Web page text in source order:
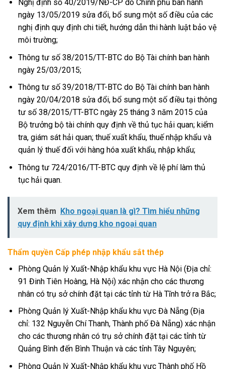
Nghị định số 40/2019/NĐ-CP do Chính phủ ban hành
ngày 13/05/2019 sửa đổi, bổ sung một số điều của các
nghị định quy định chi tiết, hướng dẫn thi hành luật bảo vệ
môi trường;
Thông tư số 38/2015/TT-BTC do Bộ Tài chính ban hành
ngày 25/03/2015;
Thông tư số 39/2018/TT-BTC do Bộ Tài chính ban hành
ngày 20/04/2018 sửa đổi, bổ sung một số điều tại thông
tư số 38/2015/TT-BTC ngày 25 tháng 3 năm 2015 của
Bộ trưởng bộ tài chính quy định về thủ tục hải quan; kiểm
tra, giám sát hải quan; thuế xuất khẩu, thuế nhập khẩu và
quản lý thuế đối với hàng hóa xuất khẩu, nhập khẩu;
Thông tư 724/2016/TT-BTC quy định về lệ phí làm thủ
tục hải quan.
Xem thêm Kho ngoại quan là gì? Tìm hiểu những
quy định khi xây dựng kho ngoại quan
Thẩm quyền Cấp phép nhập khẩu sắt thép
Phòng Quản lý Xuất-Nhập khẩu khu vực Hà Nội (Địa chỉ:
91 Đinh Tiên Hoàng, Hà Nội) xác nhận cho các thương
nhân có trụ sở chính đặt tại các tỉnh từ Hà Tĩnh trở ra Bắc;
Phòng Quản lý Xuất-Nhập khẩu khu vực Đà Nẵng (Địa
chỉ: 132 Nguyễn Chí Thanh, Thành phố Đà Nẵng) xác nhận
cho các thương nhân có trụ sở chính đặt tại các tỉnh từ
Quảng Bình đến Bình Thuận và các tỉnh Tây Nguyên;
Phòng Quản lý Xuất-Nhập khẩu khu vực Thành phố Hồ